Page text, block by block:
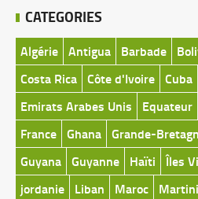
CATEGORIES
Algérie Antigua Barbade
Costa Rica Côte d'Ivoire Cuba
Emirats Arabes Unis
Equateur
France Ghana Grande-
Guyana Guyanne Haïti Îles
jordanie
Liban Maroc